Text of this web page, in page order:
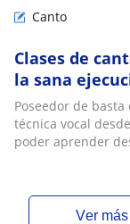
Canto
Clases de
la sana
Poseedor de
técnica vocal
poder aprender
ver más